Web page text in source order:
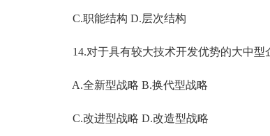
C.职能结构 D.层次结构
14.对于具有较大技术开发优势的大中型
A.全新型战略 B.换代型战略
C.改进型战略 D.改造型战略